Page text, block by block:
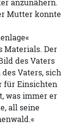
anzunähern.
Mutter konnte
Materials. Der
des Vaters
Vaters, sich
für Einsichten
was immer er
all seine